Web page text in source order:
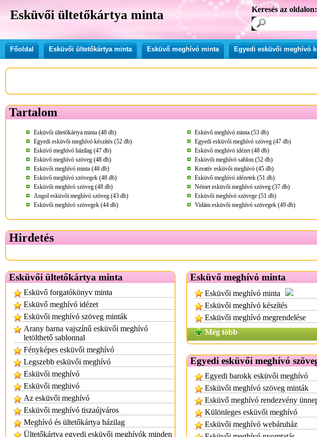
Esküvői ültetőkártya minta Keresés az oldalon:
Főoldal Esküvői ültetőkártya minta Esküvő meghívó minta Egyedi esküvői meghívó
Tartalom
Esküvői ültetőkártya minta (48 db)
Esküvő meghívó minta (53 db)
Egyedi esküvői meghívó készítés (52 db)
Egyedi esküvői meghívó szöveg (47 db)
Esküvő meghívó házilag (47 db)
Esküvő meghívó idézet (48 db)
Esküvő meghívó szöveg (48 db)
Esküvői meghívó sablon (52 db)
Esküvői meghívó minta (48 db)
Kreatív esküvői meghívó (45 db)
Esküvő meghívó szövegek (48 db)
Esküvő meghívó idézetek (51 db)
Esküvői meghívó szöveg (48 db)
Német esküvői meghívó szöveg (37 db)
Angol esküvői meghívó szöveg (43 db)
Esküvői meghívó szövege (51 db)
Esküvői meghívó szövegek (44 db)
Vidám esküvői meghívó szövegek (49 db)
Hirdetés
Esküvői ültetőkártya minta
Esküvő forgatókönyv minta
Esküvő meghívó idézet
Esküvői meghívó szöveg minták
Arany barna vajszínű esküvői meghívó
letölthető sablonnal
Fényképes esküvői meghívó
Legszebb esküvői meghívó
Esküvői meghívó
Esküvői meghivó
Az esküvői meghívó
Esküvői meghívó tiszaújváros
Meghívó és ültetőkártya házilag
Ültetőkártya egyedi esküvői meghívók minden
Esküvő meghívó minta
Esküvői meghívó minta
Esküvői meghívó készítés
Esküvői meghívó megrendelése
Még több
Egyedi esküvői meghívó
Egyedi barokk esküvői meghívó
Esküvői meghívó szöveg minták
Esküvő meghívó rendezvény
Különleges esküvői meghívó
Esküvői meghívó webáruház